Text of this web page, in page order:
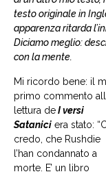
testo originale in
apparenza ritarda
Diciamo meglio:
con la mente.
Mi ricordo bene: il
primo commento
lettura deI versi
Satanici era stato:
credo, che Rushdie
l’han condannato a
morte. E’ un libro